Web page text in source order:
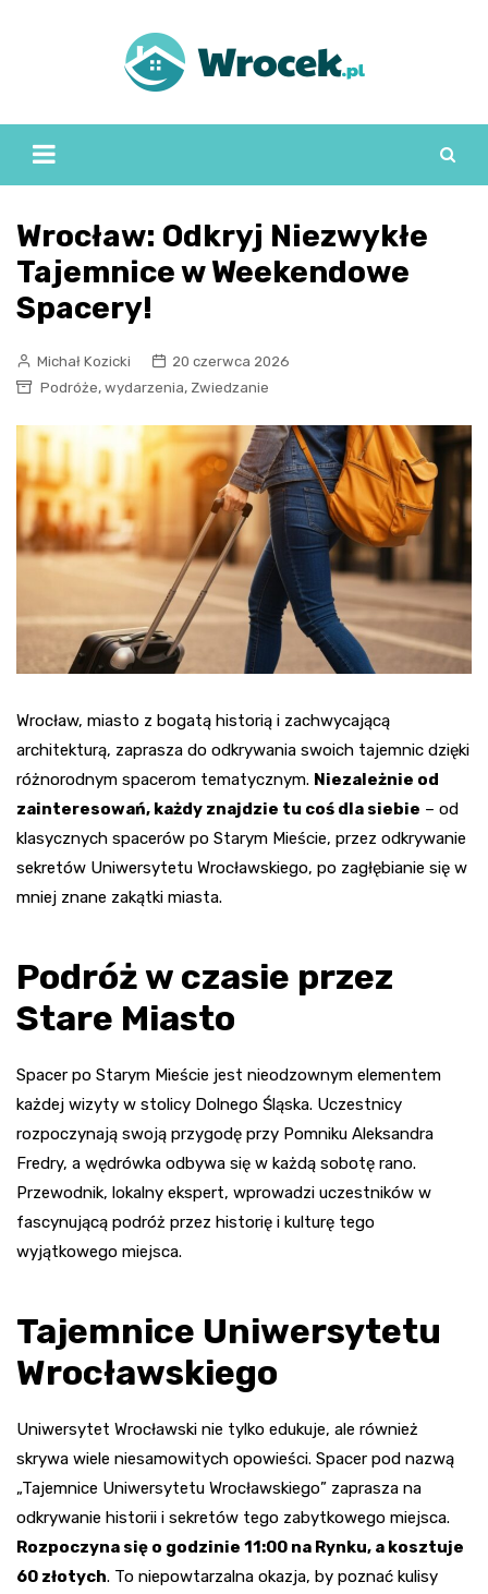
Wrocław: Odkryj Niezwykłe
Tajemnice w Weekendowe
Spacery!
Michał Kozicki
20 czerwca 2026
Podróże, wydarzenia, Zwiedzanie
Wrocław, miasto z bogatą historią i zachwycającą
architekturą, zaprasza do odkrywania swoich tajemnic dzięki
różnorodnym spacerom tematycznym. Niezależnie od
zainteresowań, każdy znajdzie tu coś dla siebie – od
klasycznych spacerów po Starym Mieście, przez odkrywanie
sekretów Uniwersytetu Wrocławskiego, po zagłębianie się w
mniej znane zakątki miasta.
Podróż w czasie przez
Stare Miasto
Spacer po Starym Mieście jest nieodzownym elementem
każdej wizyty w stolicy Dolnego Śląska. Uczestnicy
rozpoczynają swoją przygodę przy Pomniku Aleksandra
Fredry, a wędrówka odbywa się w każdą sobotę rano.
Przewodnik, lokalny ekspert, wprowadzi uczestników w
fascynującą podróż przez historię i kulturę tego
wyjątkowego miejsca.
Tajemnice Uniwersytetu
Wrocławskiego
Uniwersytet Wrocławski nie tylko edukuje, ale również
skrywa wiele niesamowitych opowieści. Spacer pod nazwą
„Tajemnice Uniwersytetu Wrocławskiego” zaprasza na
odkrywanie historii i sekretów tego zabytkowego miejsca.
Rozpoczyna się o godzinie 11:00 na Rynku, a kosztuje
60 złotych. To niepowtarzalna okazja, by poznać kulisy